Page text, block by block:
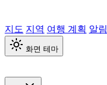
지도 지역 여행 계획 알림
화면 테마